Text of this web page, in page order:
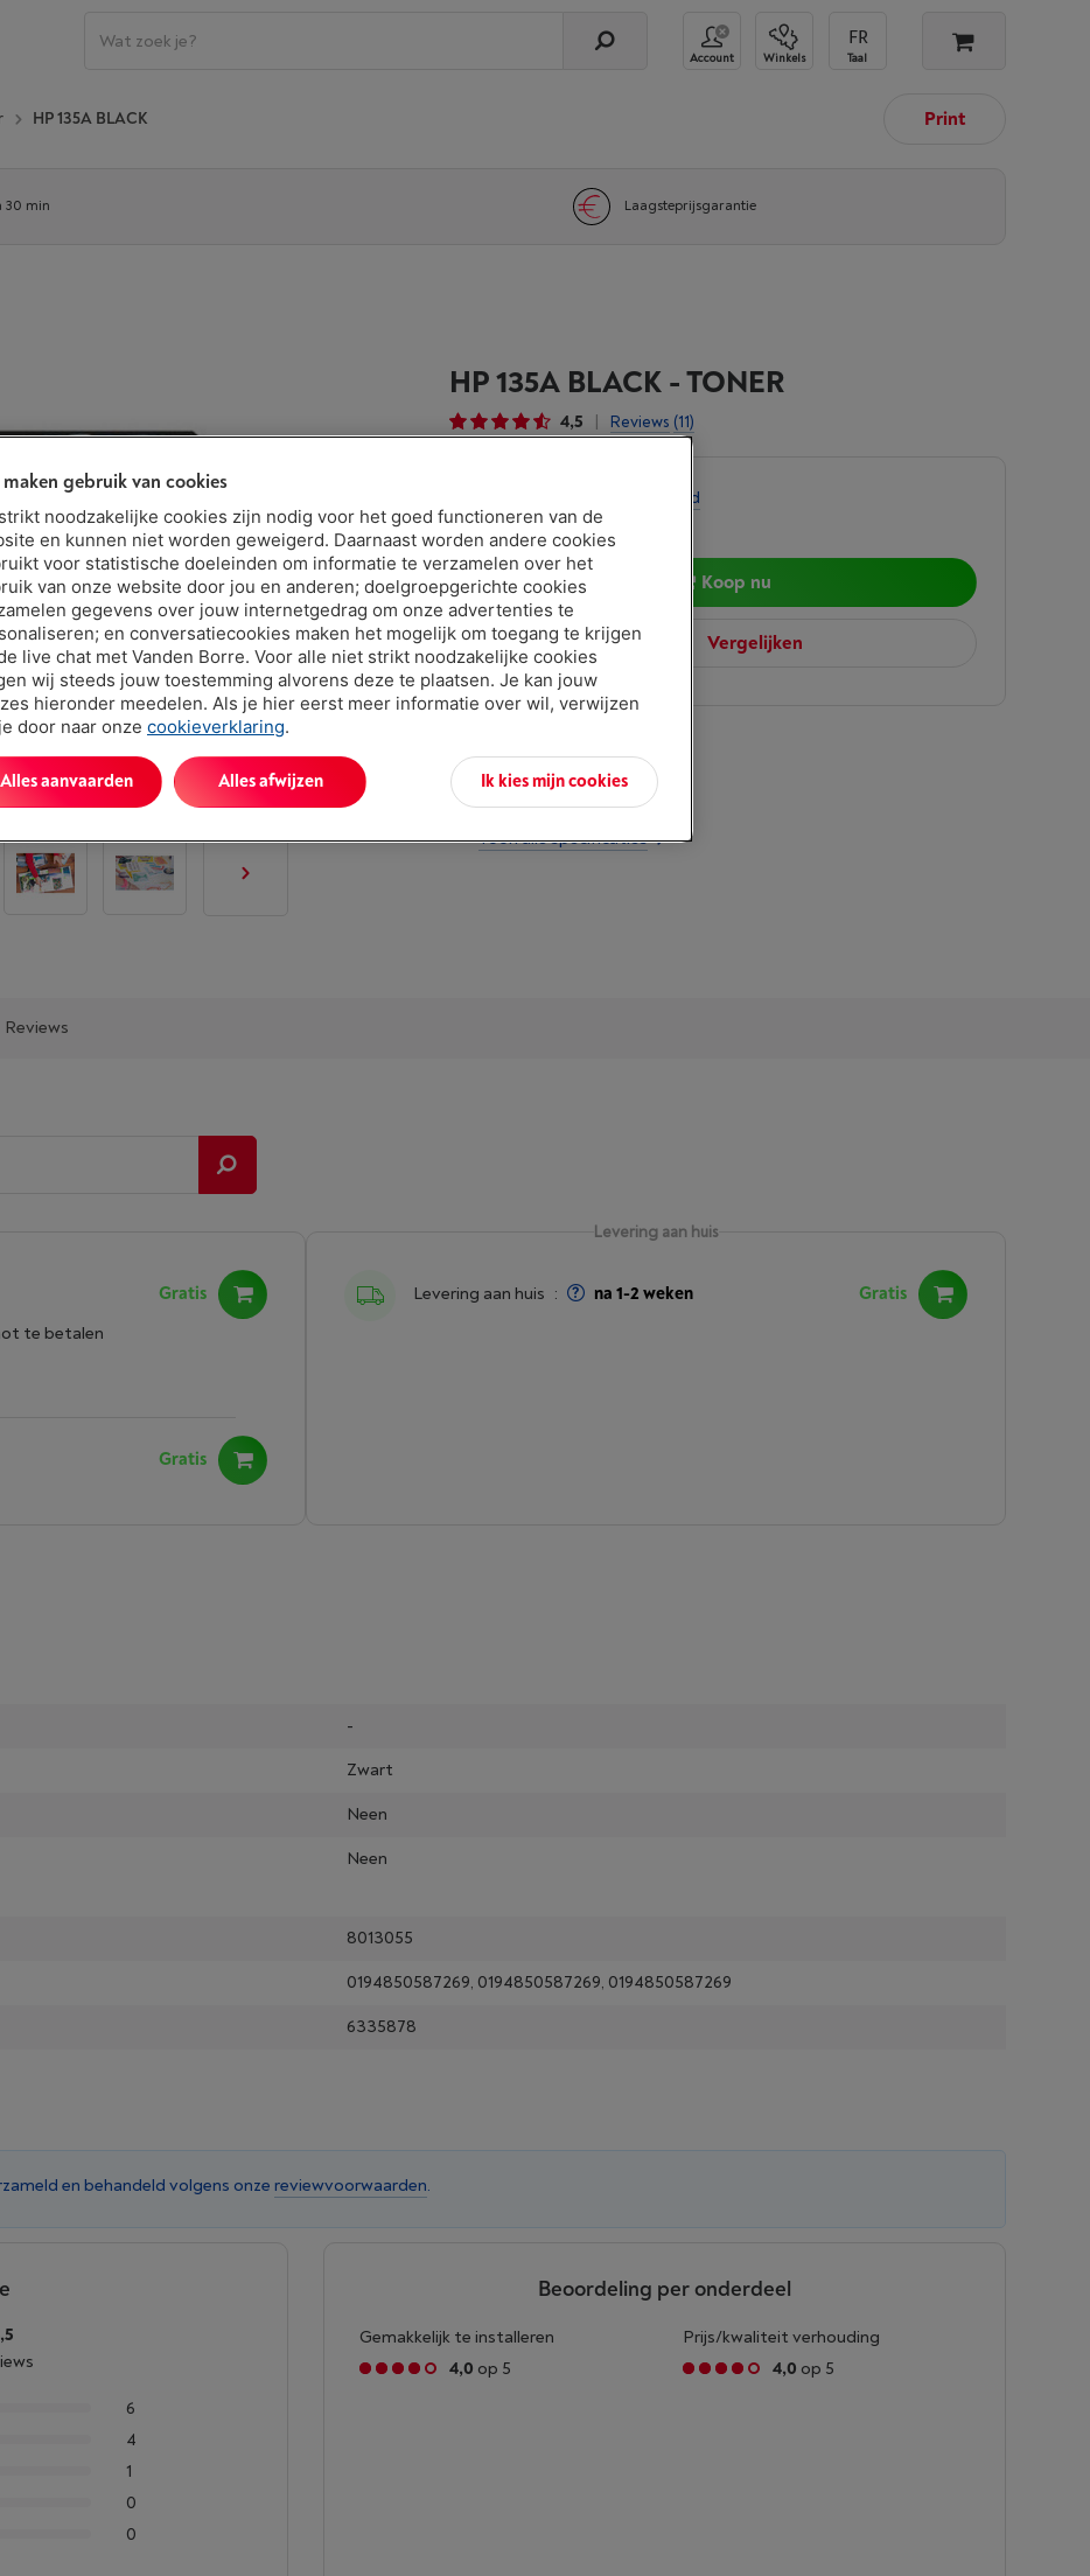
Account Winkels Taal
HP 135A BLACK Print
30 min Laagsteprijsgarantie
HP 135A BLACK - TONER
4,5 | Reviews (11)
Bekijk voorraad
€ 65,99
Koop nu
Vergelijken
Troeven
Kleur: Zwart
Toon alle specificaties
Reviews
Levering aan huis
Levering aan huis : na 1-2 weken Gratis
Gratis
te betalen
Gratis
-
Zwart
Neen
Neen
8013055
0194850587269, 0194850587269, 0194850587269
6335878
en behandeld volgens onze reviewvoorwaarden.
6
4
1
0
0
Beoordeling per onderdeel
Gemakkelijk te installeren
4,0 op 5
Prijs/kwaliteit verhouding
4,0 op 5
gebruik van cookies
noodzakelijke cookies zijn nodig voor het goed functioneren van de
en kunnen niet worden geweigerd. Daarnaast worden andere cookies
voor statistische doeleinden om informatie te verzamelen over het
van onze website door jou en anderen; doelgroepgerichte cookies
gegevens over jouw internetgedrag om onze advertenties te
en conversatiecookies maken het mogelijk om toegang te krijgen
live chat met Vanden Borre. Voor alle niet strikt noodzakelijke cookies
wij steeds jouw toestemming alvorens deze te plaatsen. Je kan jouw
hieronder meedelen. Als je hier eerst meer informatie over wil, verwijzen
door naar onze cookieverklaring.
Ik kies mijn cookies
Alles afwijzen
Alles aanvaarden